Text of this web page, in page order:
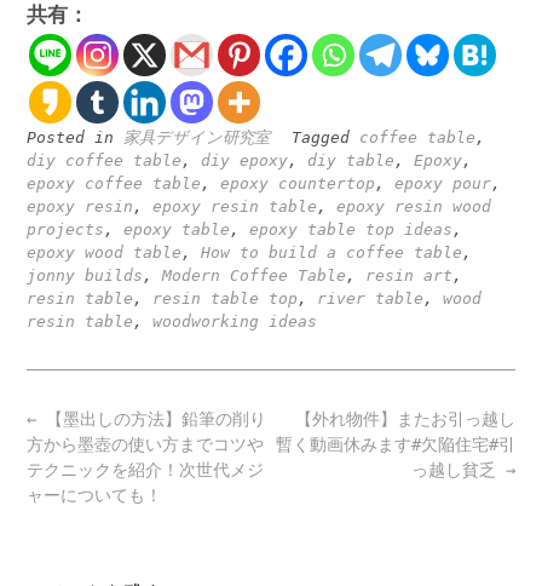
共有：
Posted in 家具デザイン研究室 Tagged coffee table ,
diy coffee table , diy epoxy, diy table , Epoxy,
epoxy coffee table , epoxy countertop , epoxy pour,
epoxy resin , epoxy resin table , epoxy resin wood
projects , epoxy table , epoxy table top ideas ,
epoxy wood table , How to build a coffee table ,
jonny builds , Modern Coffee Table , resin art ,
resin table , resin table top , river table , wood
resin table , woodworking ideas
Post
navigation
【外れ物件】またお引っ越し
暫く動画休みます#欠陥住宅#引
っ越し貧乏 →
← 【墨出しの方法】鉛筆の削り
方から墨壺の使い方までコツや
テクニックを紹介！次世代メジ
ャーについても！